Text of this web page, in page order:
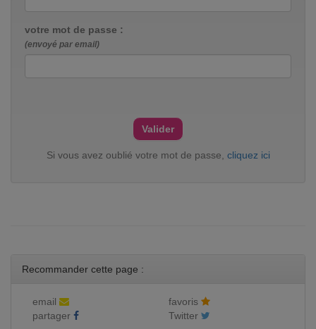
votre mot de passe :
(envoyé par email)
Si vous avez oublié votre mot de passe, cliquez ici
Recommander cette page :
email
favoris
partager
Twitter